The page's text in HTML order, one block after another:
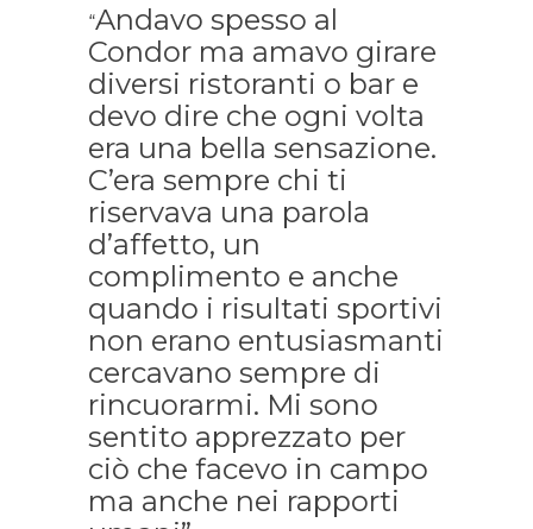
“Andavo spesso al
Condor ma amavo girare
diversi ristoranti o bar e
devo dire che ogni volta
era una bella sensazione.
C’era sempre chi ti
riservava una parola
d’affetto, un
complimento e anche
quando i risultati sportivi
non erano entusiasmanti
cercavano sempre di
rincuorarmi. Mi sono
sentito apprezzato per
ciò che facevo in campo
ma anche nei rapporti